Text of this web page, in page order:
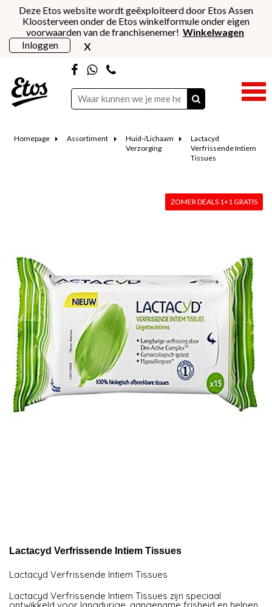
Deze Etos website wordt geëxploiteerd door Etos Assen
Kloosterveen onder de Etos winkelformule onder eigen
voorwaarden van de franchisenemer! Winkelwagen
Inloggen
x
Homepage Assortiment
Huid-/Lichaam
Verzorging
Lactacyd
Verfrissende Intiem
Tissues
ZOMER DEALS 1+1 GRATIS
Lactacyd Verfrissende Intiem Tissues
Lactacyd Verfrissende Intiem Tissues
Lactacyd Verfrissende Intiem Tissues zijn speciaal